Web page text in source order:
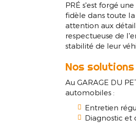
PRÉ s'est forgé une
fidèle dans toute
attention aux
respectueuse de
stabilité de leur
Nos
Au GARAGE DU
automobiles :
Entretien
Diagnostic et